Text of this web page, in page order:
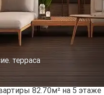
терраса